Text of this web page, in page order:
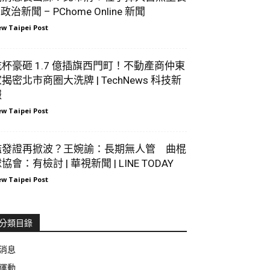
治新聞 – PChome Online 新聞
Taipei Post
豪砸 1.7 億插旗西門町！不動產商仲東
揭密北市商圈大洗牌 | TechNews 科技新
Taipei Post
發證再掀波？王婉諭：長期無人管 曲棍
會：有檢討 | 華視新聞 | LINE TODAY
Taipei Post
類目錄
息
動